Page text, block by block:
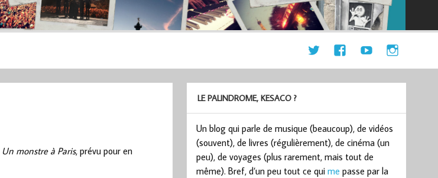
Un monstre à Paris, prévu pour en
LE PALINDROME, KESACO ?
Un blog qui parle de musique (beaucoup), de vidéos
(souvent), de livres (régulièrement), de cinéma (un
peu), de voyages (plus rarement, mais tout de
même). Bref, d’un peu tout ce quime passe par la